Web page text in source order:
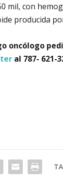
mil, con
producida
oncólogo
al 787- 621-